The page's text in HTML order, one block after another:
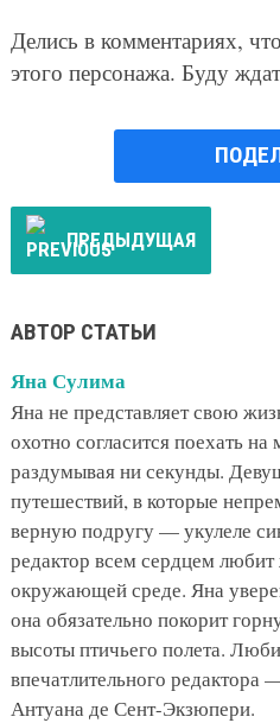
Делись в комментариях,
этого персонажа. Буду
ПРЕДЫДУЩАЯ
АВТОР СТАТЬИ
Яна Сулима
Яна не представляет свою
охотно согласится поехать
раздумывая ни секунды.
путешествий, в которые
верную подругу — укулеле
редактор всем сердцем
окружающей среде. Яна
она обязательно покорит
высоты птичьего полета.
впечатлительного
Антуана де Сент-Экзюпери.